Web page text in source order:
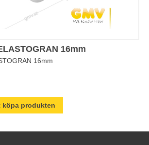
16mm
16mm
köpa produkten